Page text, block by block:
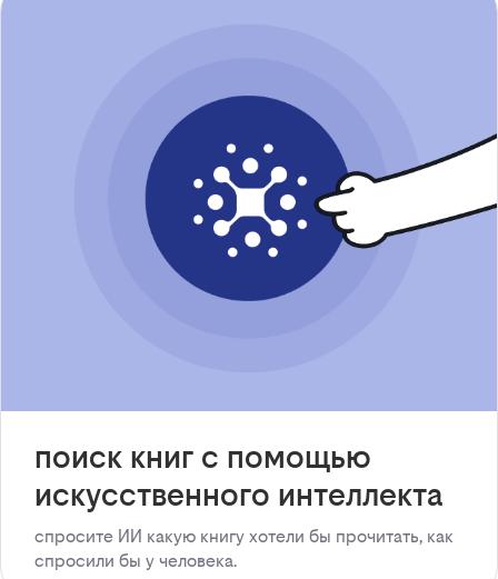
поиск книг с помощью
искусственного интеллекта
спросите ИИ какую книгу хотели бы прочитать, как
спросили бы у человека.